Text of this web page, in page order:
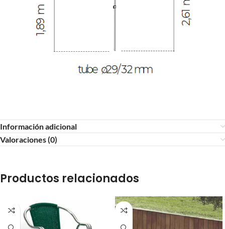
Información adicional
Valoraciones (0)
Productos relacionados